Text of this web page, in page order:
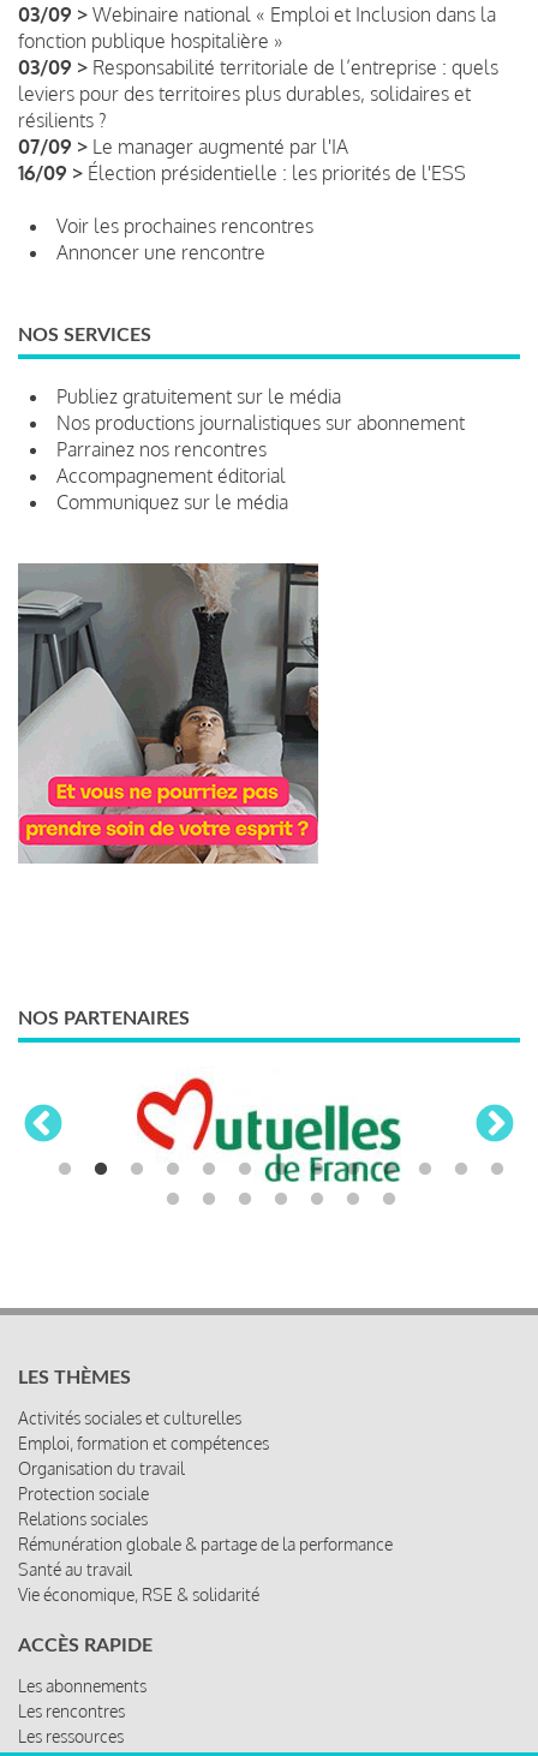
03/09 > Webinaire national « Emploi et Inclusion dans la
fonction publique hospitalière »
03/09 > Responsabilité territoriale de l’entreprise : quels
leviers pour des territoires plus durables, solidaires et
résilients ?
07/09 > Le manager augmenté par l'IA
16/09 > Élection présidentielle : les priorités de l'ESS
Voir les prochaines rencontres
Annoncer une rencontre
NOS SERVICES
Publiez gratuitement sur le média
Nos productions journalistiques sur abonnement
Parrainez nos rencontres
Accompagnement éditorial
Communiquez sur le média
NOS PARTENAIRES
LES THÈMES
Activités sociales et culturelles
Emploi, formation et compétences
Organisation du travail
Protection sociale
Relations sociales
Rémunération globale & partage de la performance
Santé au travail
Vie économique, RSE & solidarité
ACCÈS RAPIDE
Les abonnements
Les rencontres
Les ressources